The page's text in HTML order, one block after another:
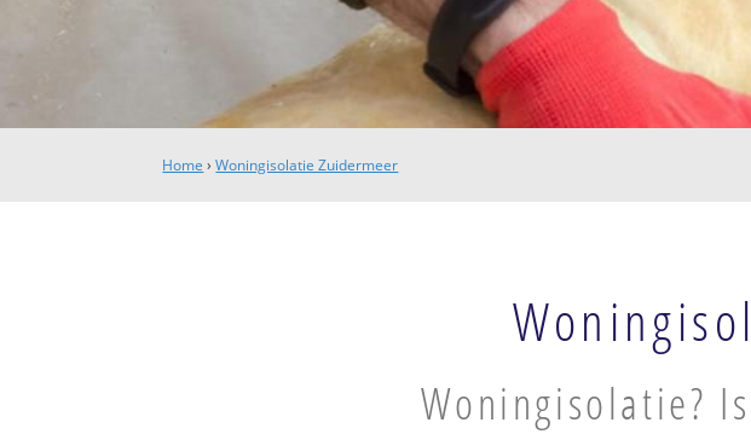
Home ›Woningisolatie Zuidermeer
Woningisolatie?